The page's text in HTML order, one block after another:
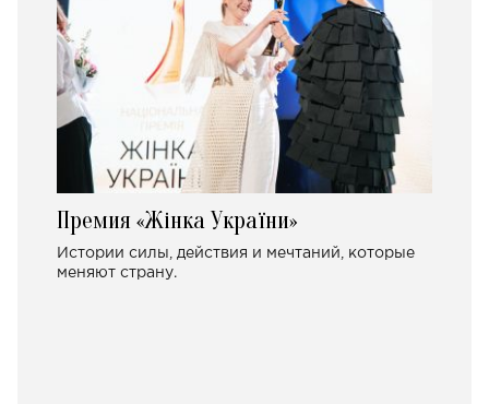
Премия «Жінка України»
Истории силы, действия и мечтаний, которые
меняют страну.